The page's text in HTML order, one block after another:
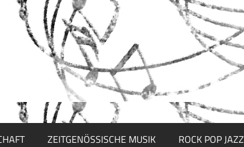
ZEITGENÖSSISCHE MUSIK ROCK POP JAZZ